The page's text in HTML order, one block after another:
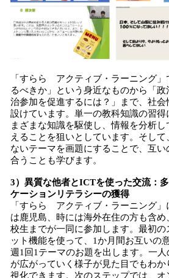
「すらら アクティブ・ラーニング」
るべきか」という身近なものから「
治参加を促進するには？」まで、社会
設けています。単一の教科知識の習得
まざまな知識を駆使し、情報を分析
えることを狙いとしています。そし
ないテーマを画題にすることで、互
合うことも学びます。
3）異質な他者とICTを使った交流：
ケーションリテラシーの獲得
「すらら アクティブ・ラーニング」
は鹿児島、時には海外在住の方も含
校生までが一同に参加します。最初の
ット機能を使って、1か月間お互いの
週1回1テーマのお題を出します。一
が広がっていく様子が見た目でもわ
視化できます。次のステップでは、オ